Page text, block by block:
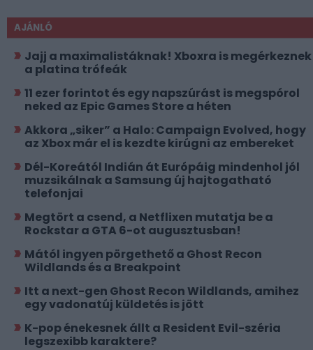
AJÁNLÓ
Jajj a maximalistáknak! Xboxra is megérkeznek
a platina trófeák
11 ezer forintot és egy napszúrást is megspórol
neked az Epic Games Store a héten
Akkora „siker” a Halo: Campaign Evolved, hogy
az Xbox már el is kezdte kirúgni az embereket
Dél-Koreától Indián át Európáig mindenhol jól
muzsikálnak a Samsung új hajtogatható
telefonjai
Megtört a csend, a Netflixen mutatja be a
Rockstar a GTA 6-ot augusztusban!
Mától ingyen pörgethető a Ghost Recon
Wildlands és a Breakpoint
Itt a next-gen Ghost Recon Wildlands, amihez
egy vadonatúj küldetés is jött
K-pop énekesnek állt a Resident Evil-széria
legszexibb karaktere?